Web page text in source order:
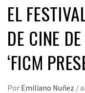
EL
DE CINE
‘FICM
Por Emiliano Nuñez /